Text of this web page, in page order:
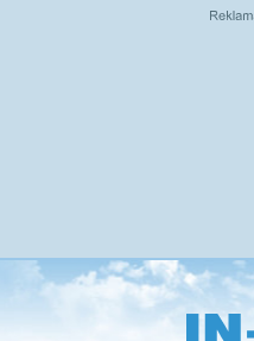
Přejít
na
hlavní
obsah